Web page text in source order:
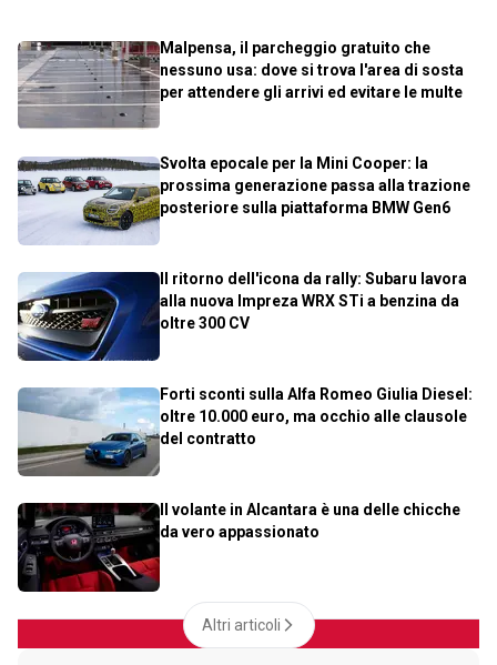
Malpensa, il parcheggio gratuito che
nessuno usa: dove si trova l'area di sosta
per attendere gli arrivi ed evitare le multe
Svolta epocale per la Mini Cooper: la
prossima generazione passa alla trazione
posteriore sulla piattaforma BMW Gen6
Il ritorno dell'icona da rally: Subaru lavora
alla nuova Impreza WRX STi a benzina da
oltre 300 CV
Forti sconti sulla Alfa Romeo Giulia Diesel:
oltre 10.000 euro, ma occhio alle clausole
del contratto
Il volante in Alcantara è una delle chicche
da vero appassionato
Altri articoli